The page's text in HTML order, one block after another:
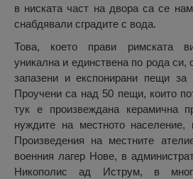
в ниската част на двора са се
снабдявали сградите с вода.
Това, което прави римската
уникална и единствена по рода си,
запазени и експонирани пещи за
Проучени са над 50 пещи, които
тук е произвеждана керамична
нуждите на местното
Произведения на местните
военния лагер Нове, в
Никополис ад Иструм, в